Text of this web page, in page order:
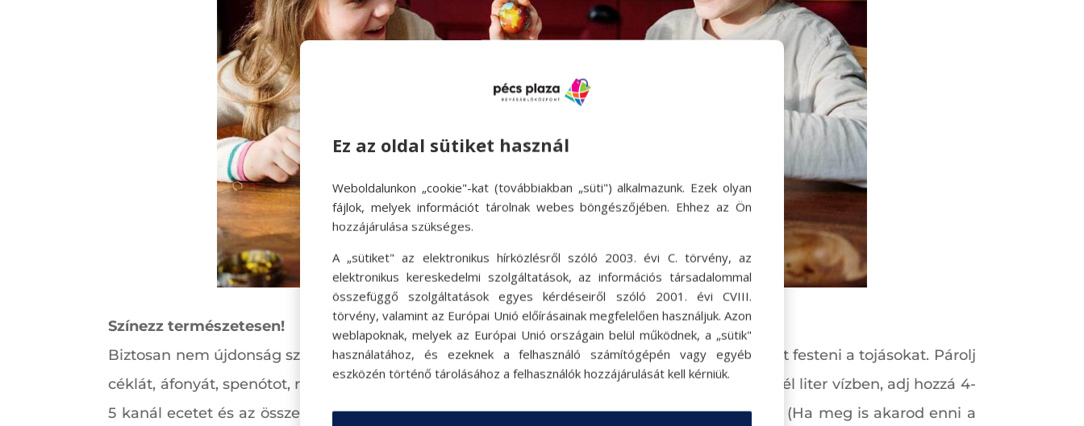
Színezz természetesen!
Biztosan nem újdonság számodra, hogy egyes növények bevonásával gyönyörű színűre lehet festeni a tojásokat. Párolj
céklát, áfonyát, spenótot, reszelt sárgarépát, kurkumát vagy más természetes összetevőket fél liter vízben, adj hozzá 4-
5 kanál ecetet és az összeforralt színezőanyagba tedd bele a szoba hőmérsékletű tojásokat. (Ha meg is akarod enni a
Ez az oldal sütiket használ
Weboldalunkon „cookie"-kat (továbbiakban „süti") alkalmazunk. Ezek olyan
fájlok, melyek információt tárolnak webes böngészőjében. Ehhez az Ön
hozzájárulása szükséges.
A „sütiket" az elektronikus hírközlésről szóló 2003. évi C. törvény, az
elektronikus kereskedelmi szolgáltatások, az információs társadalommal
összefüggő szolgáltatások egyes kérdéseiről szóló 2001. évi CVIII.
törvény, valamint az Európai Unió előírásainak megfelelően használjuk. Azon
weblapoknak, melyek az Európai Unió országain belül működnek, a „sütik"
használatához, és ezeknek a felhasználó számítógépén vagy egyéb
eszközén történő tárolásához a felhasználók hozzájárulását kell kérniük.